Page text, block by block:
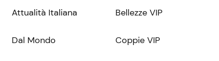
Attualità Italiana
Dal Mondo
Bellezze VIP
Coppie VIP